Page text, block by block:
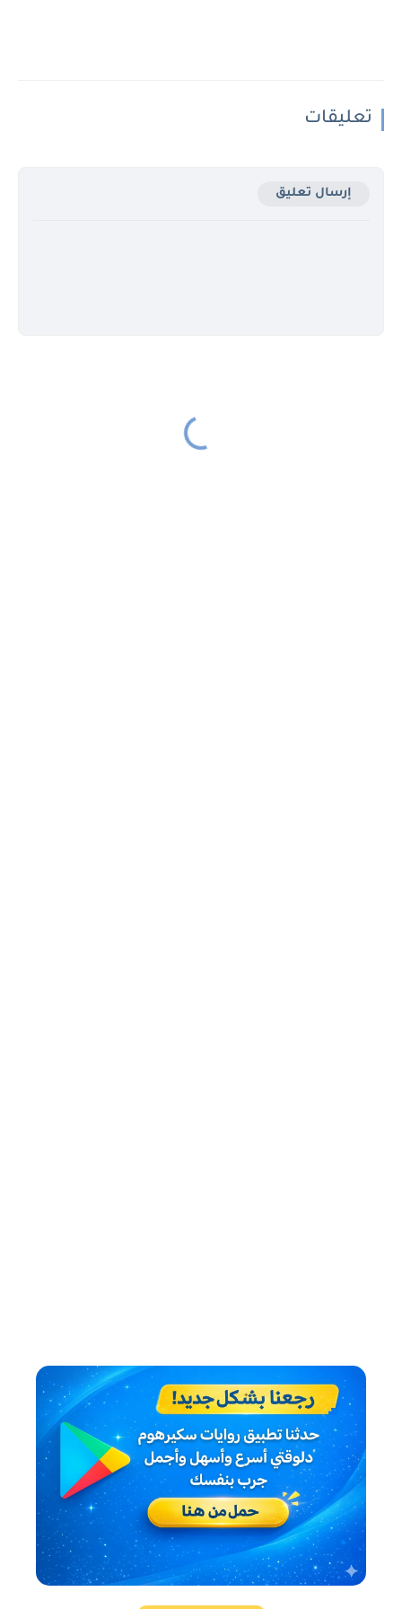
تعليقات
إرسال تعليق